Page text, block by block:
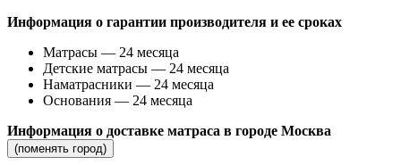
Информация о гарантии производителя и ее сроках
Матрасы — 24 месяца
Детские матрасы — 24 месяца
Наматрасники — 24 месяца
Основания — 24 месяца
Информация о доставке матраса в городе Москва
(поменять город)